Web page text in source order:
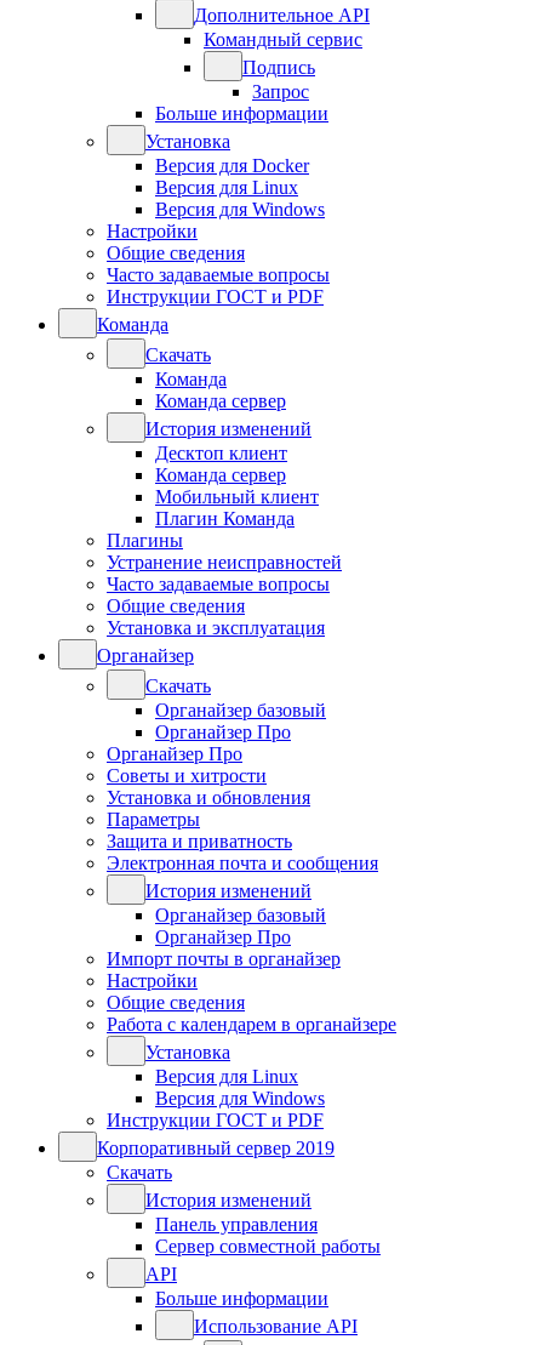
Дополнительное API
Командный сервис
Подпись
Запрос
Больше информации
Установка
Версия для Docker
Версия для Linux
Версия для Windows
Настройки
Общие сведения
Часто задаваемые вопросы
Инструкции ГОСТ и PDF
Команда
Скачать
Команда
Команда сервер
История изменений
Десктоп клиент
Команда сервер
Мобильный клиент
Плагин Команда
Плагины
Устранение неисправностей
Часто задаваемые вопросы
Общие сведения
Установка и эксплуатация
Органайзер
Скачать
Органайзер базовый
Органайзер Про
Органайзер Про
Советы и хитрости
Установка и обновления
Параметры
Защита и приватность
Электронная почта и сообщения
История изменений
Органайзер базовый
Органайзер Про
Импорт почты в органайзер
Настройки
Общие сведения
Работа с календарем в органайзере
Установка
Версия для Linux
Версия для Windows
Инструкции ГОСТ и PDF
Корпоративный сервер 2019
Скачать
История изменений
Панель управления
Сервер совместной работы
API
Больше информации
Использование API